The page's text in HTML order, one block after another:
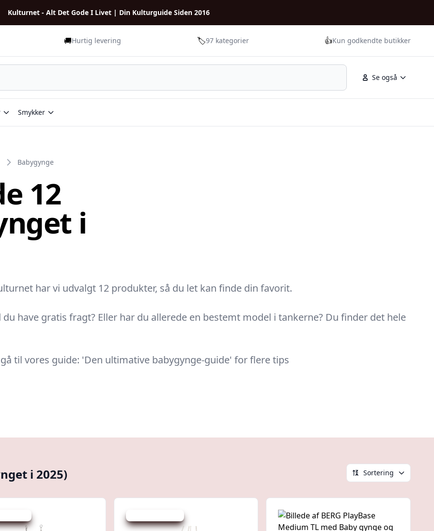
Kulturnet - Alt Det Gode I Livet | Din Kulturguide Siden 2016
🚚Hurtig levering 🏷️97 kategorier 👍Kun godkendte butikker
Se også
Smykker
Babygynge
12
i
har vi udvalgt 12 produkter, så du let kan finde din favorit.
have gratis fragt? Eller har du allerede en bestemt model i tankerne? Du finder det hele
til vores guide: 'Den ultimative babygynge-guide' for flere tips
i 2025) Sortering